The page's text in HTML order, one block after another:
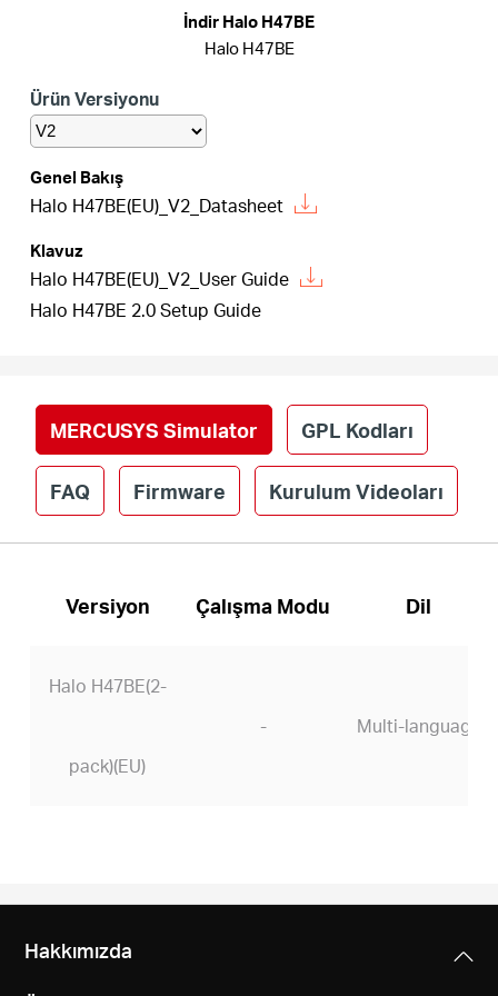
İndir Halo H47BE
Halo H47BE
Ürün Versiyonu
Genel Bakış
Halo H47BE(EU)_V2_Datasheet
Klavuz
Halo H47BE(EU)_V2_User Guide
Halo H47BE 2.0 Setup Guide
MERCUSYS Simulator GPL Kodları
FAQ Firmware Kurulum Videoları
Versiyon Çalışma Modu Dil
Halo H47BE(2-
pack)(EU)
- Multi-language
Hakkımızda